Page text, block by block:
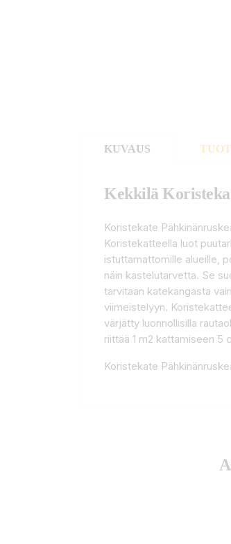
KUVAUS
Kekkilä
Koristekate
Koristekatteella luot
istuttamattomille alueille,
näin kastelutarvetta. Se
tarvitaan katekangasta
viimeistelyyn.
värjätty luonnollisilla
riittää 1 m2 kattamiseen
Koristekate